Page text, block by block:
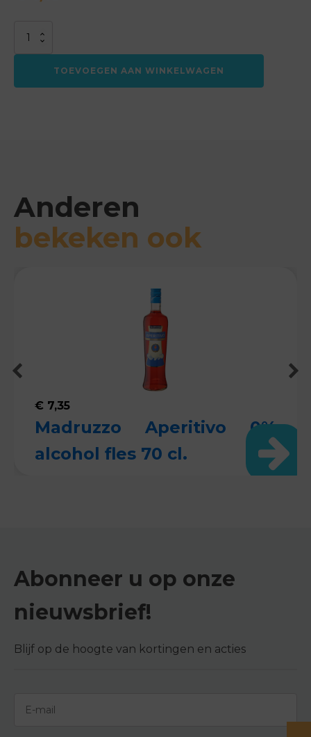
Toiletspray
van
aantal
TOEVOEGEN AAN WINKELWAGEN
Anderen
bekeken ook
€ 7,35
Madruzzo Aperitivo 0%
alcohol fles 70 cl.
Abonneer u op onze
nieuwsbrief!
Blijf op de hoogte van kortingen en acties